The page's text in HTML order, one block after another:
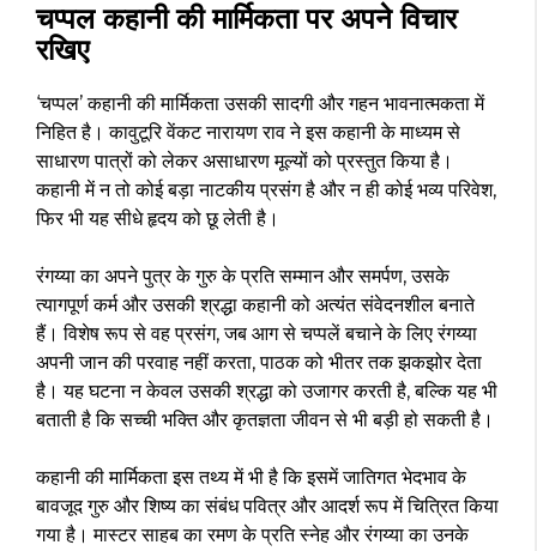
चप्पल कहानी की मार्मिकता पर अपने विचार
रखिए
‘चप्पल’ कहानी की मार्मिकता उसकी सादगी और गहन भावनात्मकता में
निहित है। कावुटूरि वेंकट नारायण राव ने इस कहानी के माध्यम से
साधारण पात्रों को लेकर असाधारण मूल्यों को प्रस्तुत किया है।
कहानी में न तो कोई बड़ा नाटकीय प्रसंग है और न ही कोई भव्य परिवेश,
फिर भी यह सीधे हृदय को छू लेती है।
रंगय्या का अपने पुत्र के गुरु के प्रति सम्मान और समर्पण, उसके
त्यागपूर्ण कर्म और उसकी श्रद्धा कहानी को अत्यंत संवेदनशील बनाते
हैं। विशेष रूप से वह प्रसंग, जब आग से चप्पलें बचाने के लिए रंगय्या
अपनी जान की परवाह नहीं करता, पाठक को भीतर तक झकझोर देता
है। यह घटना न केवल उसकी श्रद्धा को उजागर करती है, बल्कि यह भी
बताती है कि सच्ची भक्ति और कृतज्ञता जीवन से भी बड़ी हो सकती है।
कहानी की मार्मिकता इस तथ्य में भी है कि इसमें जातिगत भेदभाव के
बावजूद गुरु और शिष्य का संबंध पवित्र और आदर्श रूप में चित्रित किया
गया है। मास्टर साहब का रमण के प्रति स्नेह और रंगय्या का उनके